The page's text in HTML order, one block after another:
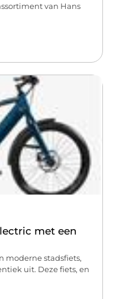
van Hans
met een
moderne stadsfiets,
uit. Deze fiets, en